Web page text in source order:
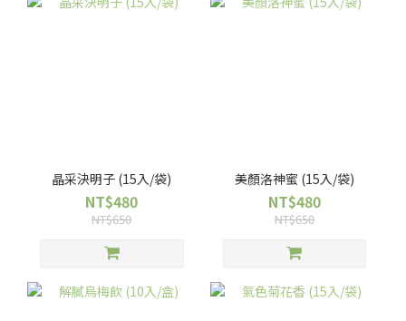
晶采決明子 (15入/袋)
NT$480
NT$650
美顏洛神蜜 (15入/袋)
NT$480
NT$650